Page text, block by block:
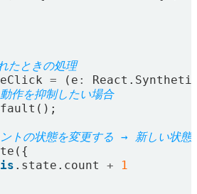
= ( e : React .
();
({
. state . count +
1